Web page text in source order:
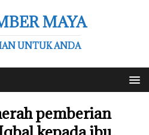
MAYA
UNTUK ANDA
pemberian